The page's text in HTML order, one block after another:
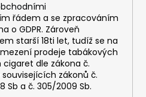
řádem a se zpracováním
o GDPR. Zároveň
starší 18ti let, tudíž se na
prodeje tabákových
dle zákona č.
zákonů č.
Sb a č. 305/2009 Sb.